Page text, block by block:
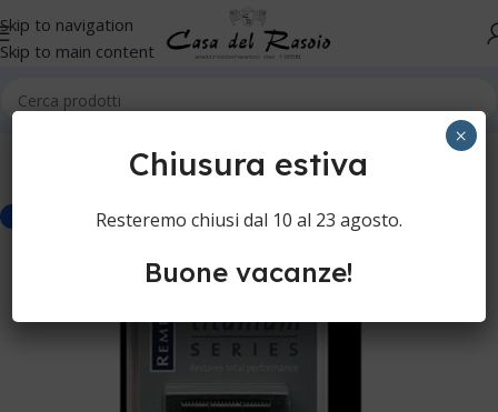
Skip to navigation
Skip to main content
Chiusura estiva
Resteremo chiusi dal 10 al 23 agosto.
Buone vacanze!
×